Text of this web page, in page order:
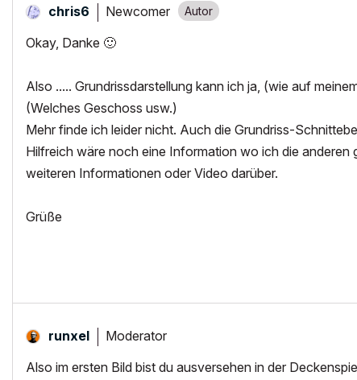
chris6 Newcomer
Okay, Danke 🙂
Also ..... Grundrissdarstellung kann ich ja, (wie auf
(Welches Geschoss usw.)
Mehr finde ich leider nicht. Auch die Grundriss-
Hilfreich wäre noch eine Information wo ich die anderen
weiteren Informationen oder Video darüber.
Grüße
runxel Moderator
Also im ersten Bild bist du ausversehen in der